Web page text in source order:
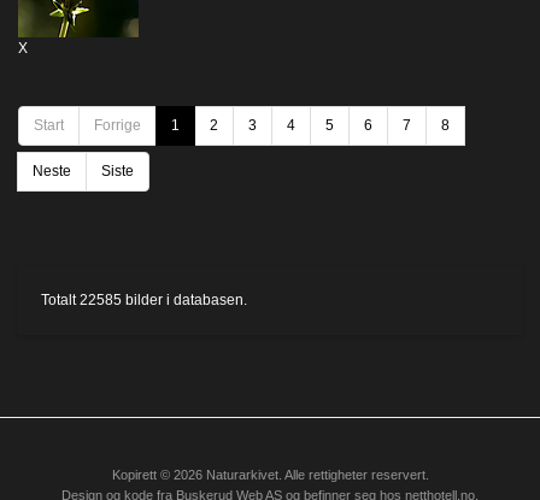
X
Start Forrige 1 2 3 4 5 6 7 8
Neste Siste
Totalt 22585 bilder i databasen.
Kopirett © 2026 Naturarkivet. Alle rettigheter reservert.
Design og kode fra Buskerud Web AS og befinner seg hos netthotell.no